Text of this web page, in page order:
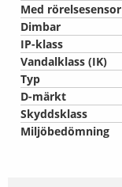
Med rörelsesensor
Dimbar
IP-klass
Vandalklass (IK)
Typ
D-märkt
Skyddsklass
Miljöbedömning